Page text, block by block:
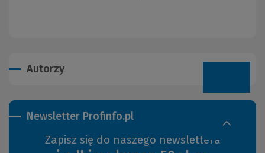
Autorzy
Newsletter Profinfo.pl
Zapisz się do naszego newslettera